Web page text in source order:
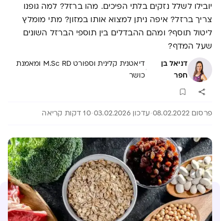
יובילו לשלל נזקים בלתי הפיכים. מהו ברזל? למה גופנו
צריך ברזל? איפה ניתן למצוא אותו במזון? מתי מומלץ
ליטול תוסף? ומהם ההבדלים בין תוספי הברזל השונים
שעל המדף?
דניאל בן
חפר
·
דיאטנית קלינית וספורט M.Sc RD ומאמנת
כושר
פרסום 08.02.2022 עדכון 03.02.2026 10 דקות קריאה